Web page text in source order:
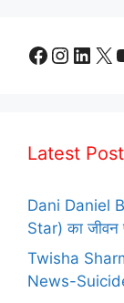
X
Latest Post
Dani Daniel
Star) का
Twisha
News-